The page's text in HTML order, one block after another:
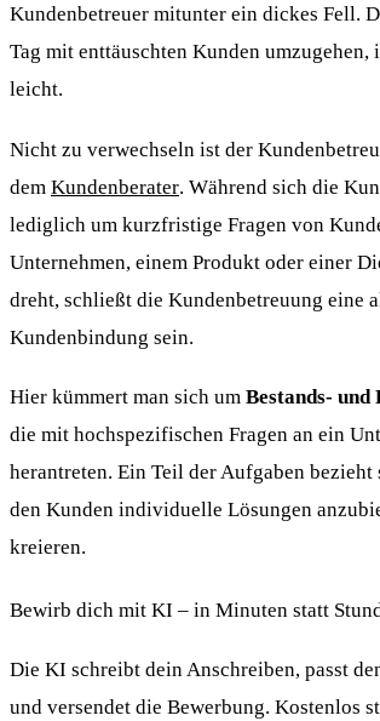
Kundenbetreuer mitunter ein dickes Fell.
Tag mit enttäuschten Kunden umzugehen,
leicht.
Nicht zu verwechseln ist der
dem Kundenberater. Während sich die
lediglich um kurzfristige Fragen von
Unternehmen, einem Produkt oder einer
dreht, schließt die Kundenbetreuung eine
Kundenbindung sein.
Hier kümmert man sich um Bestands- und
die mit hochspezifischen Fragen an ein
herantreten. Ein Teil der Aufgaben bezieht
den Kunden individuelle Lösungen
kreieren.
Bewirb dich mit KI – in Minuten statt
Die KI schreibt dein Anschreiben, passt
und versendet die Bewerbung. Kostenlos